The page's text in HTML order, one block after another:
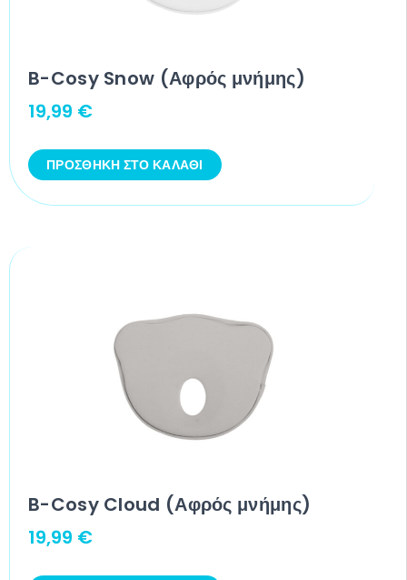
B-Cosy Snow (Αφρός μνήμης)
19,99 €
ΠΡΟΣΘΉΚΗ ΣΤΟ ΚΑΛΆΘΙ
B-Cosy Cloud (Αφρός μνήμης)
19,99 €